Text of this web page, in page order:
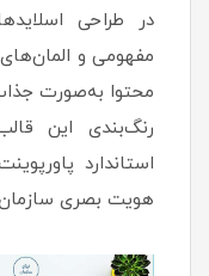
در طراحی
مفهومی و
محتوا به‌صورت
استاندارد
هویت بصری